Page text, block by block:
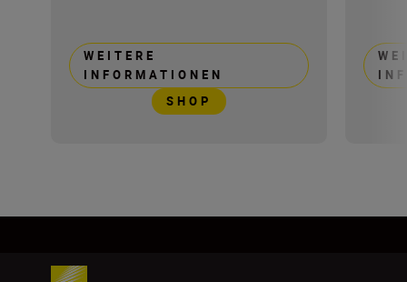
WEITERE
INFORMATIONEN
SHOP